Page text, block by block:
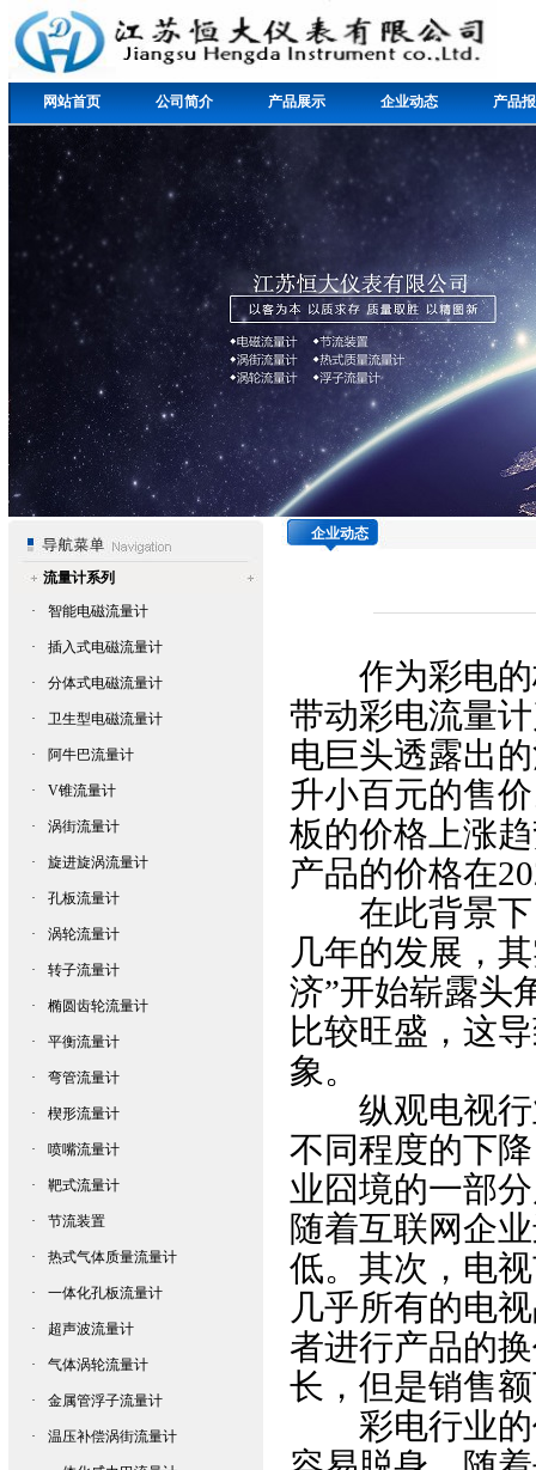
网站首页 公司简介 产品展示 企业动态 产品
流量计系列
·
智能电磁流量计
· 插入式电磁流量计
· 分体式电磁流量计
· 卫生型电磁流量计
· 阿牛巴流量计
· V锥流量计
· 涡街流量计
· 旋进旋涡流量计
· 孔板流量计
· 涡轮流量计
· 转子流量计
· 椭圆齿轮流量计
· 平衡流量计
· 弯管流量计
· 楔形流量计
· 喷嘴流量计
· 靶式流量计
· 节流装置
· 热式气体质量流量计
· 一体化孔板流量计
· 超声波流量计
· 气体涡轮流量计
· 金属管浮子流量计
· 温压补偿涡街流量计
企业动态
作为彩电的
带动彩电流量计
电巨头透露出
升小百元的售
板的价格上涨
产品的价格在
在此背景下
几年的发展，
济”开始崭露头
比较旺盛，这
象。
纵观电视行
不同程度的下
业囧境的一部
随着互联网企
低。其次，电
几乎所有的电
者进行产品的
长，但是销售
彩电行业的